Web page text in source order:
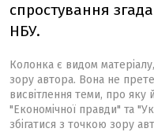
спростування
НБУ.
Колонка є видом
зору автора. Вона не
висвітлення теми, про яку
"Економічної правди" та
збігатися з точкою зору